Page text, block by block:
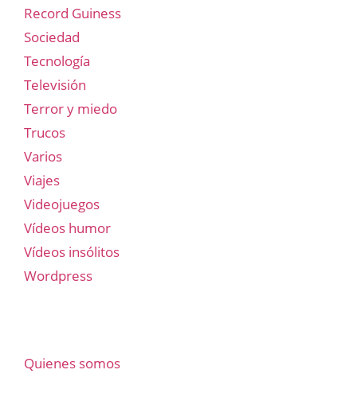
Record Guiness
Sociedad
Tecnología
Televisión
Terror y miedo
Trucos
Varios
Viajes
Videojuegos
Vídeos humor
Vídeos insólitos
Wordpress
Quienes somos